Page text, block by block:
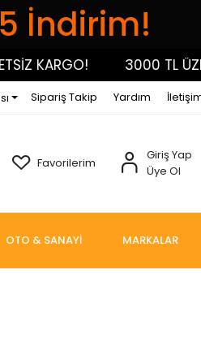
İndirim!
KARGO! 3000 TL
Sipariş Takip Yardım
Favorilerim
Giriş Yap
Üye Ol
OTO & SANAYİ MARKALAR